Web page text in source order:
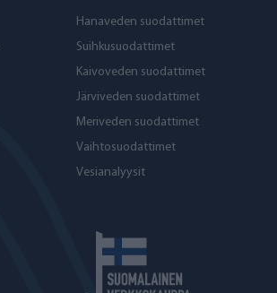
Hanaveden suodattimet
Suihkusuodattimet
Kaivoveden suodattimet
Järviveden suodattimet
Meriveden suodattimet
Vaihtosuodattimet
Vesianalyysit